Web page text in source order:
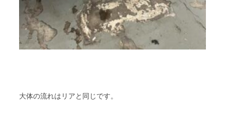
大体の流れはリアと同じです。